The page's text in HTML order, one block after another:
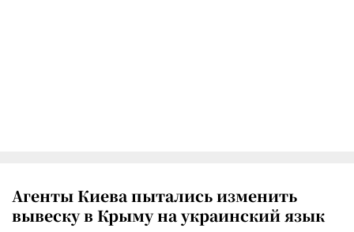
Агенты Киева пытались изменить
вывеску в Крыму на украинский язык